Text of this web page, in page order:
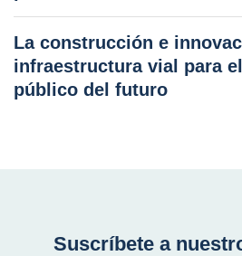
La construcción e
infraestructura vial para
público del futuro
Suscríbete a